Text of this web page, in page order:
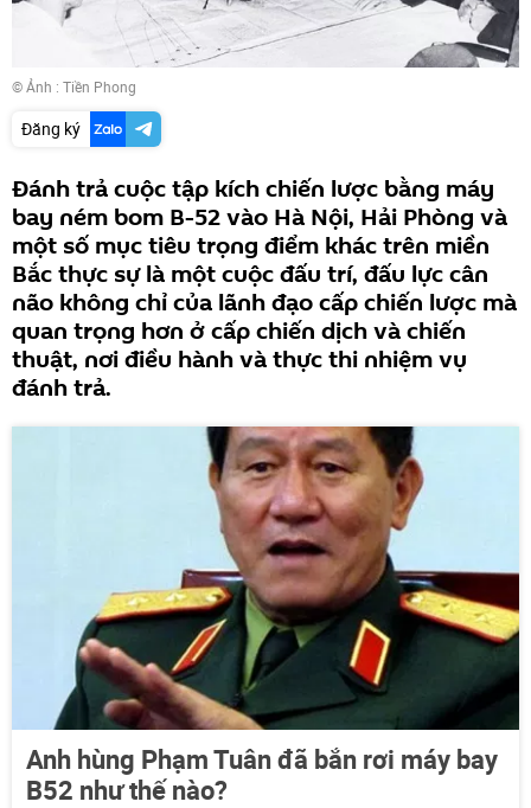
© Ảnh : Tiền Phong
Đăng ký
Đánh trả cuộc tập kích chiến lược bằng máy
bay ném bom B-52 vào Hà Nội, Hải Phòng và
một số mục tiêu trọng điểm khác trên miền
Bắc thực sự là một cuộc đấu trí, đấu lực cân
não không chỉ của lãnh đạo cấp chiến lược mà
quan trọng hơn ở cấp chiến dịch và chiến
thuật, nơi điều hành và thực thi nhiệm vụ
đánh trả.
Anh hùng Phạm Tuân đã bắn rơi máy bay
B52 như thế nào?